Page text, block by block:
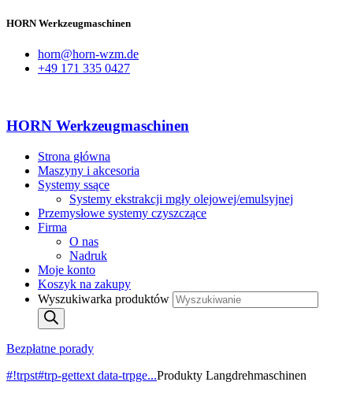
HORN Werkzeugmaschinen
horn@horn-wzm.de
+49 171 335 0427
HORN Werkzeugmaschinen
Strona główna
Maszyny i akcesoria
Systemy ssące
Systemy ekstrakcji mgły olejowej/emulsyjnej
Przemysłowe systemy czyszczące
Firma
O nas
Nadruk
Moje konto
Koszyk na zakupy
Wyszukiwarka produktów
Bezpłatne porady
#!trpst#trp-gettext data-trpge...Produkty Langdrehmaschinen